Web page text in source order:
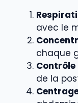
avec le
chaque
Contrôle
de la